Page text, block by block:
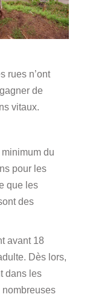
rues n’ont
de
vitaux.
du
pour les
que les
des
avant 18
Dès lors,
dans les